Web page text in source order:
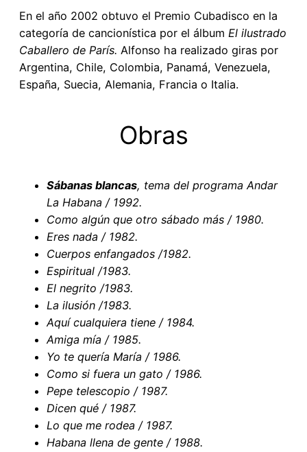
En el año 2002 obtuvo el Premio Cubadisco en la
categoría de cancionística por el álbum El ilustrado
Caballero de París. Alfonso ha realizado giras por
Argentina, Chile, Colombia, Panamá, Venezuela,
España, Suecia, Alemania, Francia o Italia.
Obras
Sábanas blancas, tema del programa Andar
La Habana / 1992.
Como algún que otro sábado más / 1980.
Eres nada / 1982.
Cuerpos enfangados /1982.
Espiritual /1983.
El negrito /1983.
La ilusión /1983.
Aquí cualquiera tiene / 1984.
Amiga mía / 1985.
Yo te quería María / 1986.
Como si fuera un gato / 1986.
Pepe telescopio / 1987.
Dicen qué / 1987.
Lo que me rodea / 1987.
Habana llena de gente / 1988.